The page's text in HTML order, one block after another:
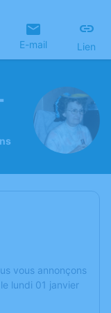
E-mail Lien
vous annonçons
lundi 01 janvier